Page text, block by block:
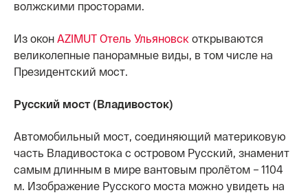
волжскими просторами.
Из окон AZIMUT Отель Ульяновск открываются
великолепные панорамные виды, в том числе на
Президентский мост.
Русский мост (Владивосток)
Автомобильный мост, соединяющий материковую
часть Владивостока с островом Русский, знаменит
самым длинным в мире вантовым пролётом – 1104
м. Изображение Русского моста можно увидеть на